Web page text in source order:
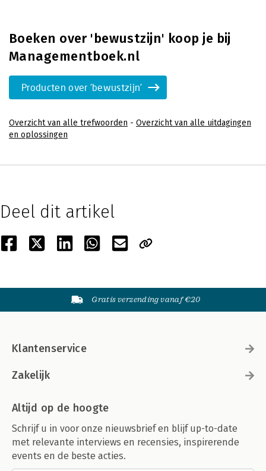
Boeken over 'bewustzijn' koop je bij
Managementboek.nl
Producten over 'bewustzijn'
Overzicht van alle trefwoorden - Overzicht van alle uitdagingen
en oplossingen
Deel dit artikel
Gratis verzending vanaf €20
Klantenservice
Zakelijk
Altijd op de hoogte
Schrijf u in voor onze nieuwsbrief en blijf up-to-date
met relevante interviews en recensies, inspirerende
events en de beste acties.